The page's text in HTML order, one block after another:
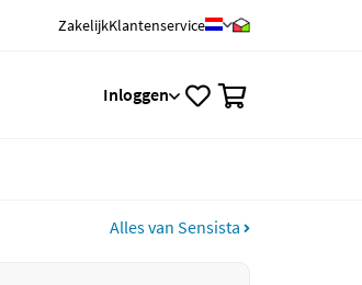
ZakelijkKlantenservice
Inloggen
Alles van Sensista